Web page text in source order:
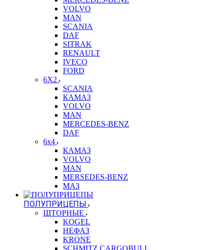
VOLVO
MAN
SCANIA
DAF
SITRAK
RENAULT
IVECO
FORD
6X2
SCANIA
КАМАЗ
VOLVO
MAN
MERCEDES-BENZ
DAF
6x4
КАМАЗ
VOLVO
MAN
MERSEDES-BENZ
МАЗ
ПОЛУПРИЦЕПЫ
ШТОРНЫЕ
KOGEL
НЕФАЗ
KRONE
SCHMITZ CARGOBULL